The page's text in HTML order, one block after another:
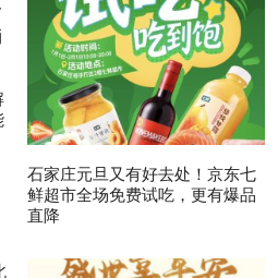
石家庄元旦又有好去处！京东七
鲜超市全场免费试吃，更有爆品
直降